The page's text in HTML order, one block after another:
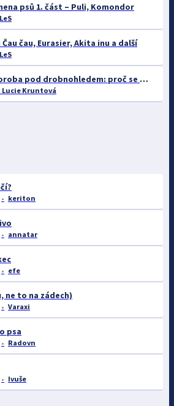
psů 1. část – Puli, Komondor
čau, Eurasier, Akita inu a další
Aujezskyho choroba pod drobnohledem: proč se o ní nyní mluví více než dříve
Lucie Kruntová
keriton
annatar
efe
ne to na zádech)
Varaxi
psa
Radovn
Ivuše